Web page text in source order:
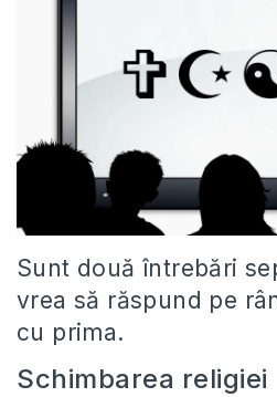
Sunt două întrebări
vrea să răspund pe
cu prima.
Schimbarea religiei